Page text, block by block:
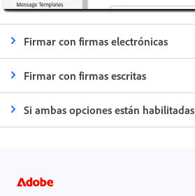
Firmar con firmas electrónicas
Firmar con firmas escritas
Si ambas opciones están habilitadas